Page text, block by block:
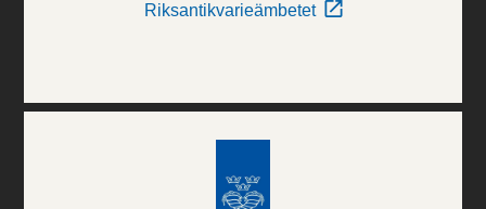
Riksantikvarieämbetet